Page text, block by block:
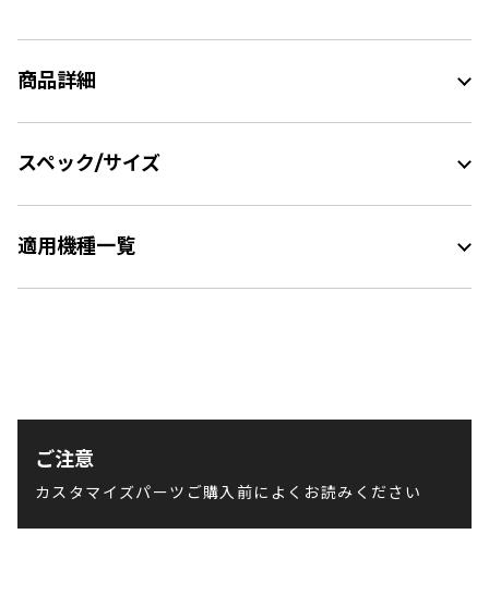
商品詳細
スペック/サイズ
適用機種一覧
ご注意
カスタマイズパーツご購入前によくお読みください